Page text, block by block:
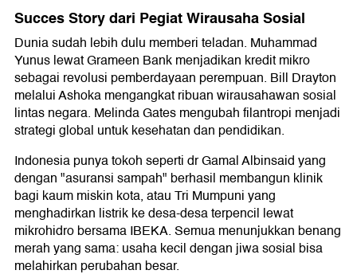
Succes Story dari Pegiat Wirausaha Sosial
Dunia sudah lebih dulu memberi teladan. Muhammad
Yunus lewat Grameen Bank menjadikan kredit mikro
sebagai revolusi pemberdayaan perempuan. Bill Drayton
melalui Ashoka mengangkat ribuan wirausahawan sosial
lintas negara. Melinda Gates mengubah filantropi menjadi
strategi global untuk kesehatan dan pendidikan.
Indonesia punya tokoh seperti dr Gamal Albinsaid yang
dengan "asuransi sampah" berhasil membangun klinik
bagi kaum miskin kota, atau Tri Mumpuni yang
menghadirkan listrik ke desa-desa terpencil lewat
mikrohidro bersama IBEKA. Semua menunjukkan benang
merah yang sama: usaha kecil dengan jiwa sosial bisa
melahirkan perubahan besar.